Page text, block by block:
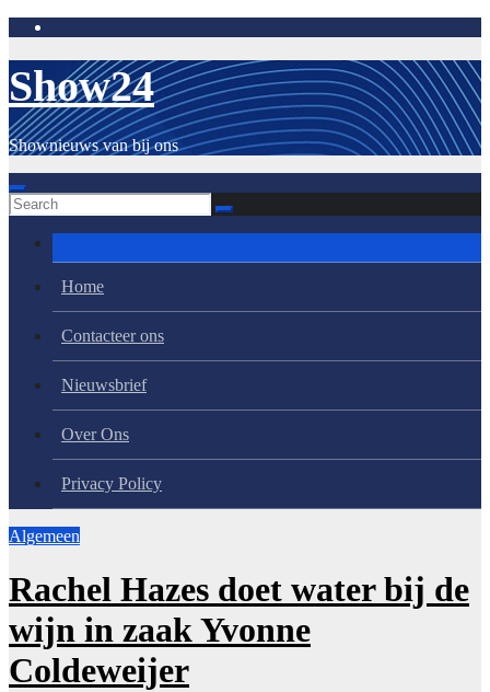
Skip
content
Show24
Shownieuws van bij ons
Home
Contacteer ons
Nieuwsbrief
Over Ons
Privacy Policy
Algemeen
Rachel Hazes doet water bij de
wijn in zaak Yvonne
Coldeweijer